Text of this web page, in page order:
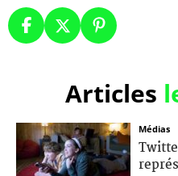
Articles
Médias